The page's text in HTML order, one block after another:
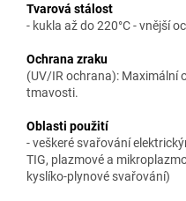
Tvarová stálost
- kukla až do 220°C - vnější
Ochrana zraku
(UV/IR ochrana): Maximální
tmavosti.
Oblasti použití
- veškeré svařování
TIG, plazmové a
kyslíko-plynové svařování)